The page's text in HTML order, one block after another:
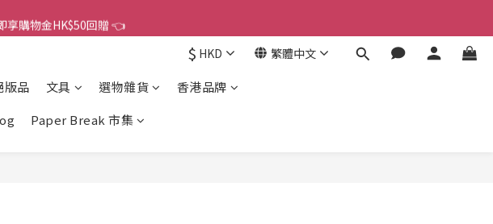
｜滿HK$499包順豐／京東
購物金HK$50回贈 👈
$ HKD 繁體中文
版品 文具 選物雜貨
香港品牌
Paper Break 市集